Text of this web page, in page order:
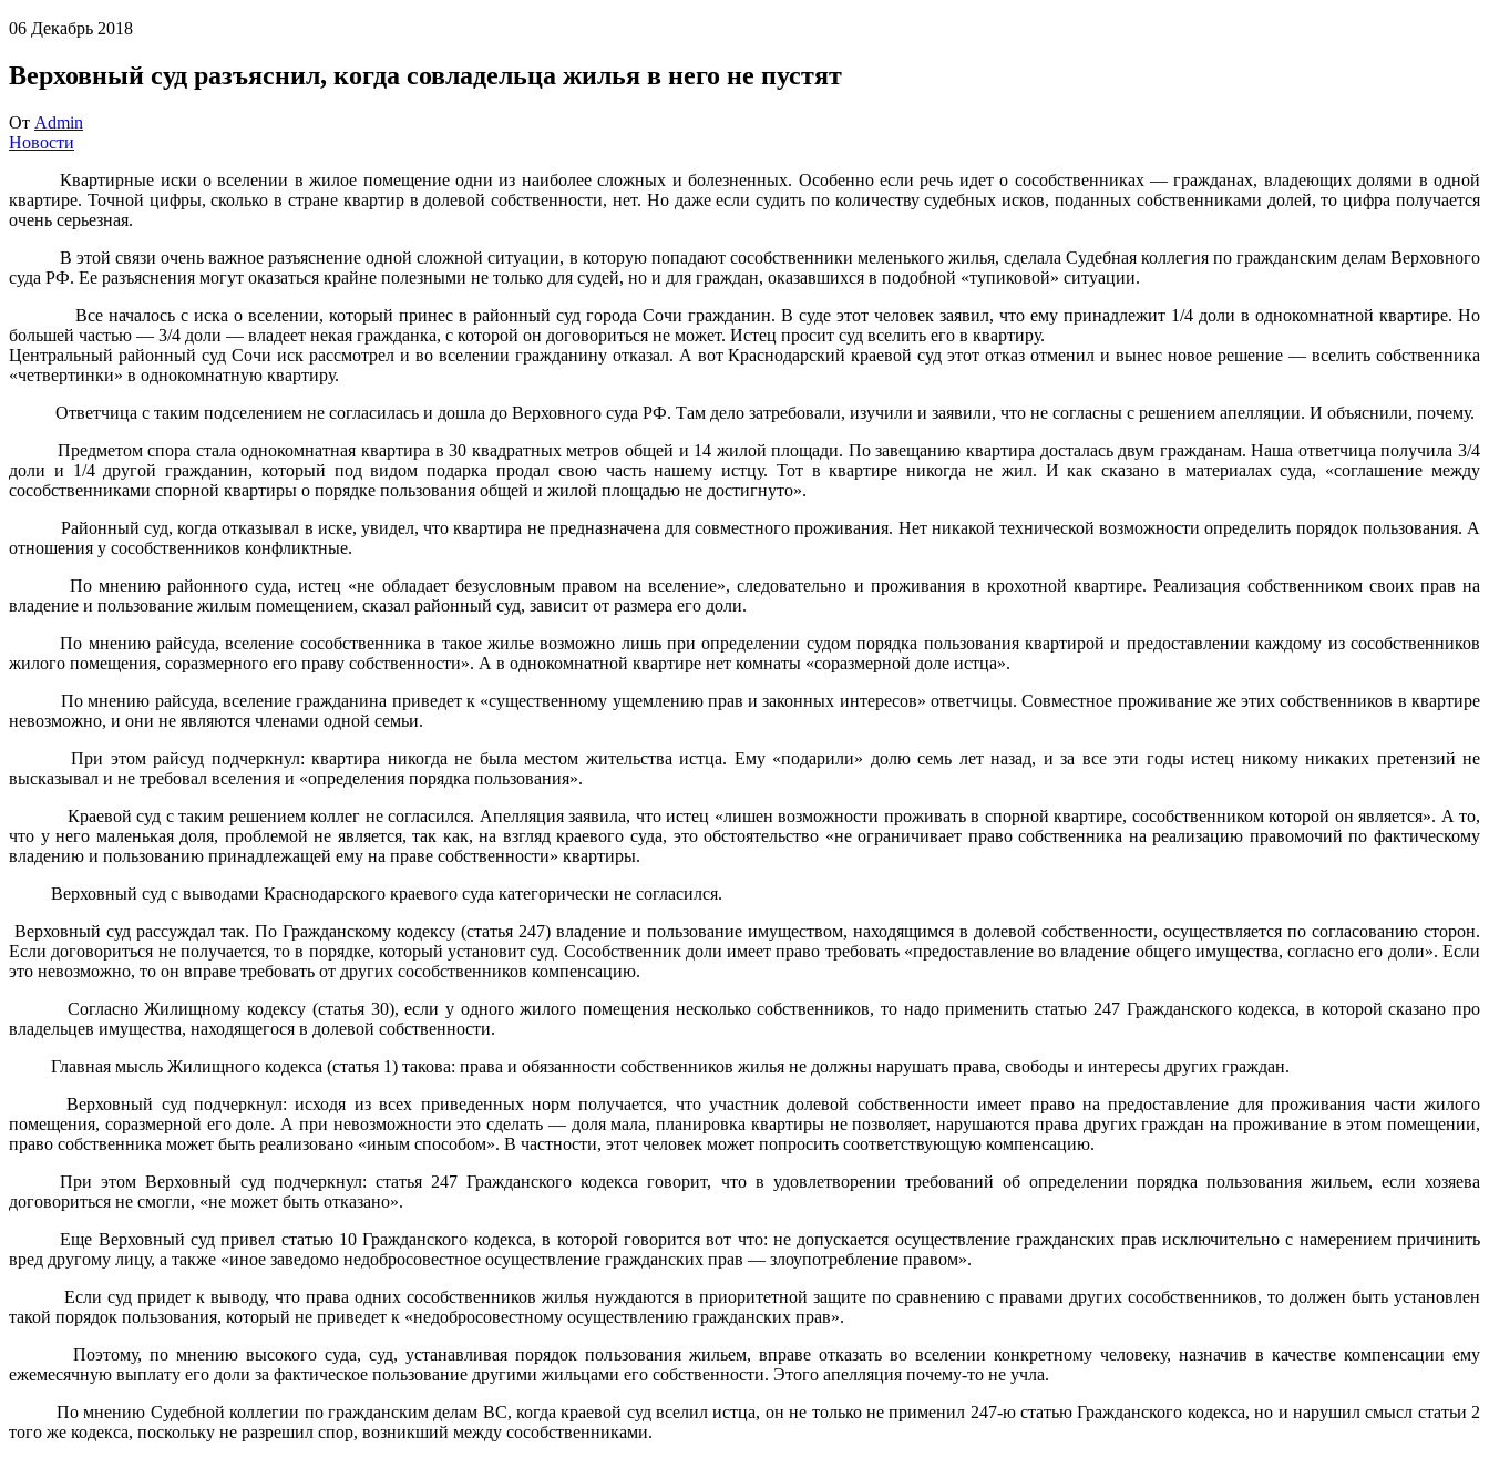
06 Декабрь 2018
Верховный суд разъяснил, когда совладельца жилья в него не пустят
От Admin
Новости
Квартирные иски о вселении в жилое помещение одни из наиболее сложных и болезненных. Особенно если речь идет о сособственниках — гражданах, владеющих долями в одной
квартире. Точной цифры, сколько в стране квартир в долевой собственности, нет. Но даже если судить по количеству судебных исков, поданных собственниками долей, то цифра получается
очень серьезная.
В этой связи очень важное разъяснение одной сложной ситуации, в которую попадают сособственники меленького жилья, сделала Судебная коллегия по гражданским делам Верховного
суда РФ. Ее разъяснения могут оказаться крайне полезными не только для судей, но и для граждан, оказавшихся в подобной «тупиковой» ситуации.
Все началось с иска о вселении, который принес в районный суд города Сочи гражданин. В суде этот человек заявил, что ему принадлежит 1/4 доли в однокомнатной квартире. Но
большей частью — 3/4 доли — владеет некая гражданка, с которой он договориться не может. Истец просит суд вселить его в квартиру.
Центральный районный суд Сочи иск рассмотрел и во вселении гражданину отказал. А вот Краснодарский краевой суд этот отказ отменил и вынес новое решение — вселить собственника
«четвертинки» в однокомнатную квартиру.
Ответчица с таким подселением не согласилась и дошла до Верховного суда РФ. Там дело затребовали, изучили и заявили, что не согласны с решением апелляции. И объяснили, почему.
Предметом спора стала однокомнатная квартира в 30 квадратных метров общей и 14 жилой площади. По завещанию квартира досталась двум гражданам. Наша ответчица получила 3/4
доли и 1/4 другой гражданин, который под видом подарка продал свою часть нашему истцу. Тот в квартире никогда не жил. И как сказано в материалах суда, «соглашение между
сособственниками спорной квартиры о порядке пользования общей и жилой площадью не достигнуто».
Районный суд, когда отказывал в иске, увидел, что квартира не предназначена для совместного проживания. Нет никакой технической возможности определить порядок пользования. А
отношения у сособственников конфликтные.
По мнению районного суда, истец «не обладает безусловным правом на вселение», следовательно и проживания в крохотной квартире. Реализация собственником своих прав на
владение и пользование жилым помещением, сказал районный суд, зависит от размера его доли.
По мнению райсуда, вселение сособственника в такое жилье возможно лишь при определении судом порядка пользования квартирой и предоставлении каждому из сособственников
жилого помещения, соразмерного его праву собственности». А в однокомнатной квартире нет комнаты «соразмерной доле истца».
По мнению райсуда, вселение гражданина приведет к «существенному ущемлению прав и законных интересов» ответчицы. Совместное проживание же этих собственников в квартире
невозможно, и они не являются членами одной семьи.
При этом райсуд подчеркнул: квартира никогда не была местом жительства истца. Ему «подарили» долю семь лет назад, и за все эти годы истец никому никаких претензий не
высказывал и не требовал вселения и «определения порядка пользования».
Краевой суд с таким решением коллег не согласился. Апелляция заявила, что истец «лишен возможности проживать в спорной квартире, сособственником которой он является». А то,
что у него маленькая доля, проблемой не является, так как, на взгляд краевого суда, это обстоятельство «не ограничивает право собственника на реализацию правомочий по фактическому
владению и пользованию принадлежащей ему на праве собственности» квартиры.
Верховный суд с выводами Краснодарского краевого суда категорически не согласился.
Верховный суд рассуждал так. По Гражданскому кодексу (статья 247) владение и пользование имуществом, находящимся в долевой собственности, осуществляется по согласованию сторон.
Если договориться не получается, то в порядке, который установит суд. Сособственник доли имеет право требовать «предоставление во владение общего имущества, согласно его доли». Если
это невозможно, то он вправе требовать от других сособственников компенсацию.
Согласно Жилищному кодексу (статья 30), если у одного жилого помещения несколько собственников, то надо применить статью 247 Гражданского кодекса, в которой сказано про
владельцев имущества, находящегося в долевой собственности.
Главная мысль Жилищного кодекса (статья 1) такова: права и обязанности собственников жилья не должны нарушать права, свободы и интересы других граждан.
Верховный суд подчеркнул: исходя из всех приведенных норм получается, что участник долевой собственности имеет право на предоставление для проживания части жилого
помещения, соразмерной его доле. А при невозможности это сделать — доля мала, планировка квартиры не позволяет, нарушаются права других граждан на проживание в этом помещении,
право собственника может быть реализовано «иным способом». В частности, этот человек может попросить соответствующую компенсацию.
При этом Верховный суд подчеркнул: статья 247 Гражданского кодекса говорит, что в удовлетворении требований об определении порядка пользования жильем, если хозяева
договориться не смогли, «не может быть отказано».
Еще Верховный суд привел статью 10 Гражданского кодекса, в которой говорится вот что: не допускается осуществление гражданских прав исключительно с намерением причинить
вред другому лицу, а также «иное заведомо недобросовестное осуществление гражданских прав — злоупотребление правом».
Если суд придет к выводу, что права одних сособственников жилья нуждаются в приоритетной защите по сравнению с правами других сособственников, то должен быть установлен
такой порядок пользования, который не приведет к «недобросовестному осуществлению гражданских прав».
Поэтому, по мнению высокого суда, суд, устанавливая порядок пользования жильем, вправе отказать во вселении конкретному человеку, назначив в качестве компенсации ему
ежемесячную выплату его доли за фактическое пользование другими жильцами его собственности. Этого апелляция почему-то не учла.
По мнению Судебной коллегии по гражданским делам ВС, когда краевой суд вселил истца, он не только не применил 247-ю статью Гражданского кодекса, но и нарушил смысл статьи 2
того же кодекса, поскольку не разрешил спор, возникший между сособственниками.